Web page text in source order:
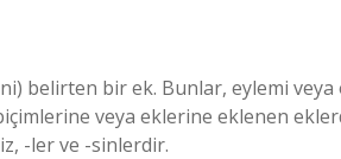
belirten bir ek. Bunlar, eylemi veya
veya eklerine eklenen
-ler ve -sinlerdir.